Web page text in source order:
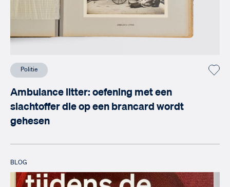
Politie
Ambulance litter: oefening met een
slachtoffer die op een brancard wordt
gehesen
BLOG